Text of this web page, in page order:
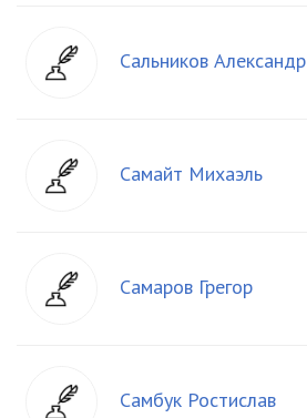
Сальников Александр
Самайт Михаэль
Самаров Грегор
Самбук Ростислав